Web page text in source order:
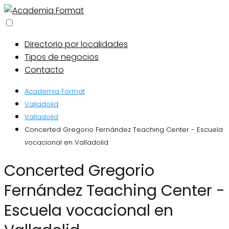
Directorio por localidades
Tipos de negocios
Contacto
Academia Format
Valladolid
Valladolid
Concerted Gregorio Fernández Teaching Center - Escuela
vocacional en Valladolid
Concerted Gregorio
Fernández Teaching Center -
Escuela vocacional en